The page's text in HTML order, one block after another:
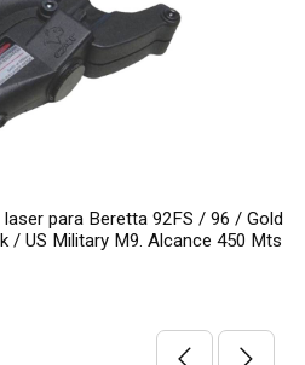
para Beretta 92FS / 96 / Gold
/ US Military M9. Alcance 450 Mts